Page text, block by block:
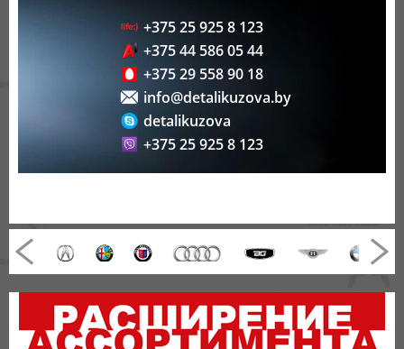
+375 25 925 8 123
+375 44 586 05 44
+375 29 558 90 18
info@detalikuzova.by
detalikuzova
+375 25 925 8 123